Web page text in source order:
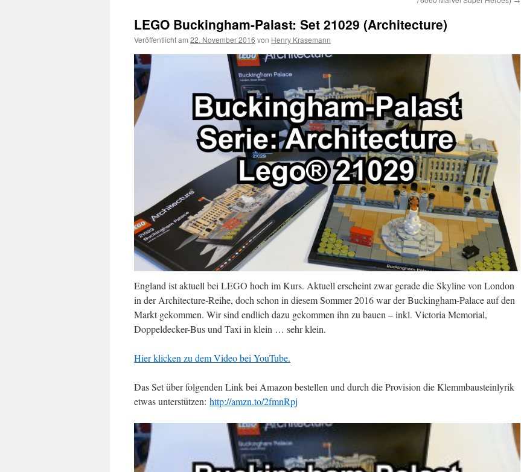
LEGO Buckingham-Palast: Set 21029 (Architecture)
Veröffentlicht am 22. November 2016 von Henry Krasemann
England ist aktuell bei LEGO hoch im Kurs. Aktuell erscheint zwar gerade die Skyline von London
in der Architecture-Reihe, doch schon in diesem Sommer 2016 war der Buckingham-Palace auf den
Markt gekommen. Wir sind endlich dazu gekommen ihn zu bauen – inkl. Victoria Memorial,
Doppeldecker-Bus und Taxi in klein … sehr klein.
Hier klicken zu dem Video bei YouTube.
Das Set über folgenden Link bei Amazon bestellen und durch die Provision die Klemmbausteinlyrik
etwas unterstützen: http://amzn.to/2fmnRpj
Video-
Player